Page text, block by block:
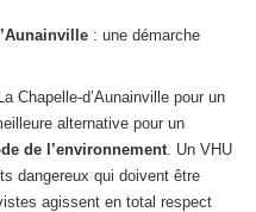
: une démarche
Chapelle-d’Aunainville pour un
alternative pour un
de l’environnement. Un VHU
dangereux qui doivent être
agissent en total respect